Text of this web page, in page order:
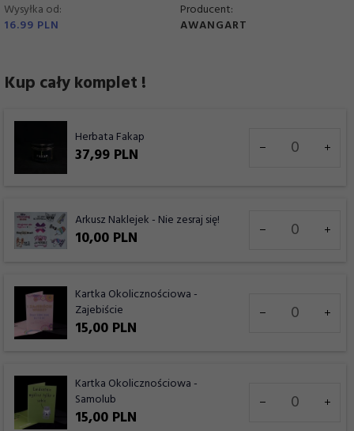
Wysyłka od:
16.99 PLN
Producent:
AWANGART
Kup cały komplet !
Herbata Fakap
37,99 PLN
dla
Arkusz Naklejek - Nie zesraj się!
10,00 PLN
dla
Kartka Okolicznościowa -
Zajebiście
15,00 PLN
dla
Kartka Okolicznościowa -
Samolub
15,00 PLN
dla